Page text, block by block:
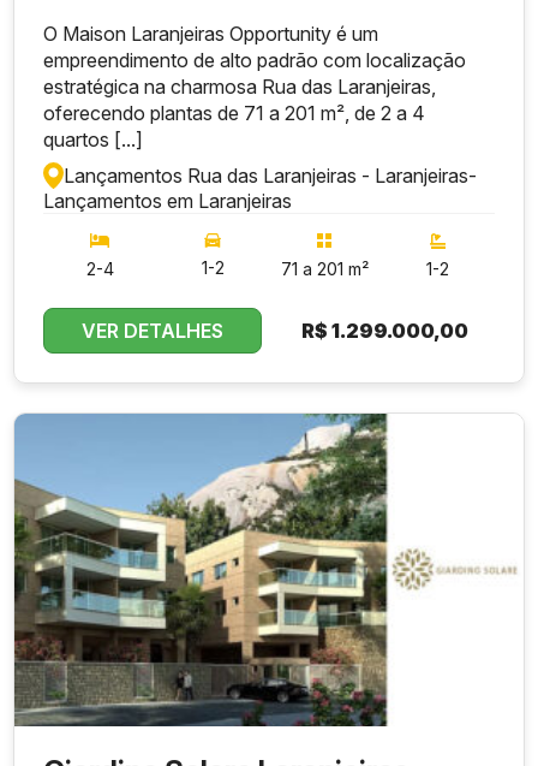
O Maison Laranjeiras Opportunity é um
empreendimento de alto padrão com localização
estratégica na charmosa Rua das Laranjeiras,
oferecendo plantas de 71 a 201 m², de 2 a 4
quartos [...]
Lançamentos Rua das Laranjeiras - Laranjeiras-
Lançamentos em Laranjeiras
2-4 1-2 71 a 201 m² 1-2
VER DETALHES R$1.299.000,00